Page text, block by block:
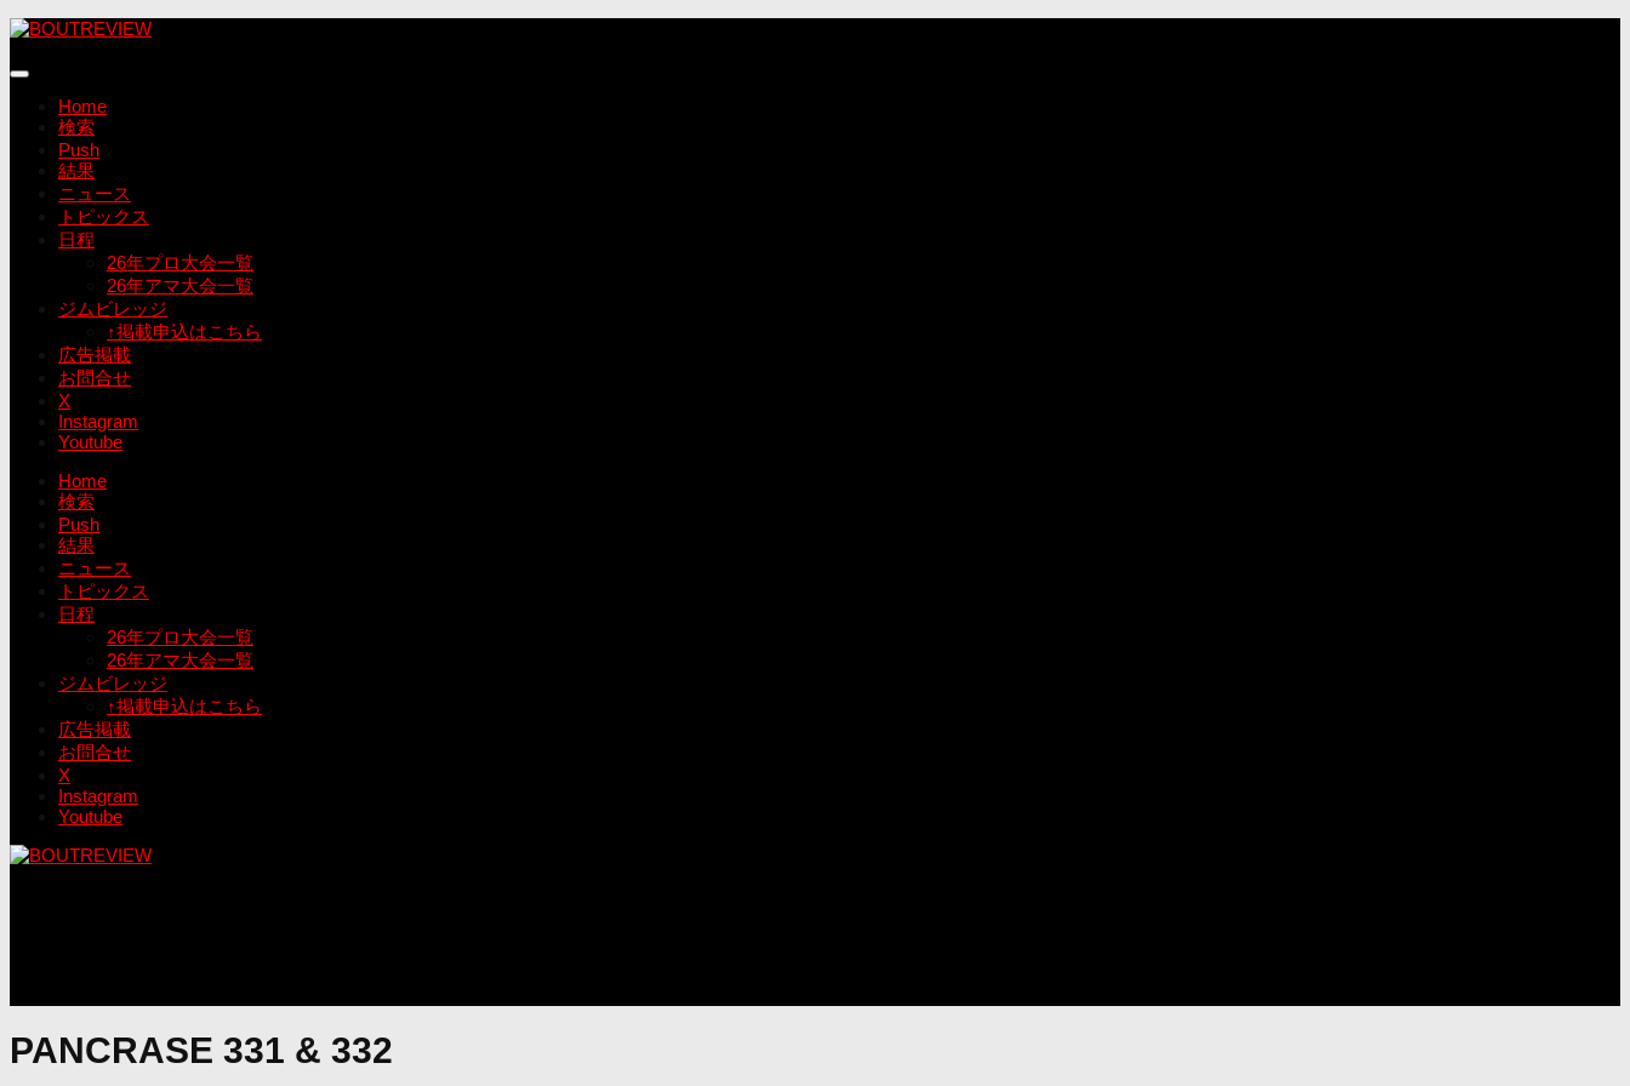
コ
テ
Home
検索
Push
結果
ニュース
トピックス
日程
26年プロ大会一覧
26年アマ大会一覧
ジムビレッジ
↑掲載申込はこちら
広告掲載
お問合せ
X
Instagram
Youtube
Home
検索
Push
結果
ニュース
トピックス
日程
26年プロ大会一覧
26年アマ大会一覧
ジムビレッジ
↑掲載申込はこちら
広告掲載
お問合せ
X
Instagram
Youtube
PANCRASE 331 & 332